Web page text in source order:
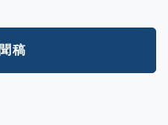
稿